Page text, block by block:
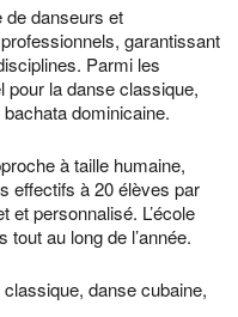
de danseurs et
garantissant
Parmi les
pour la danse classique,
dominicaine.
à taille humaine,
effectifs à 20 élèves par
personnalisé. L’école
au long de l’année.
danse cubaine,